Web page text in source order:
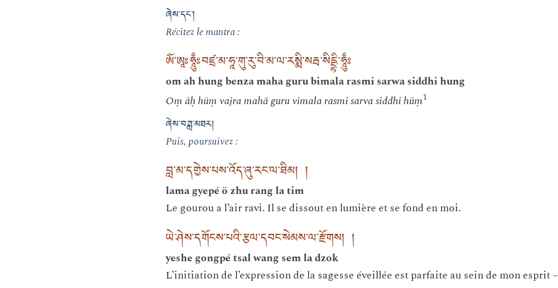
ཞེས་དང་།
Récitez le mantra :
ཨོཾ་ཨཱཿཧཱུྃཿབཛྲ་མ་ཧཱ་གུ་རུ་བི་མ་ལ་རསྨི་སརྦ་སིདྡྷི་ཧཱུྃཿ
om ah hung benza maha guru bimala rasmi sarwa siddhi hung
Oṃ āḥ hūṃ vajra mahā guru vimala rasmi sarva siddhi hūṃ1
ཞེས་བཟླ་མཐར།
Puis, poursuivez :
བླ་མ་དགྱེས་པས་འོད་ཞུ་རང་ལ་ཐིམ། །
lama gyepé ö zhu rang la tim
Le gourou a l’air ravi. Il se dissout en lumière et se fond en moi.
ཡེ་ཤེས་དགོངས་པའི་རྩལ་དབང་སེམས་ལ་རྫོགས། །
yeshe gongpé tsal wang sem la dzok
L’initiation de l’expression de la sagesse éveillée est parfaite au sein de mon esprit –